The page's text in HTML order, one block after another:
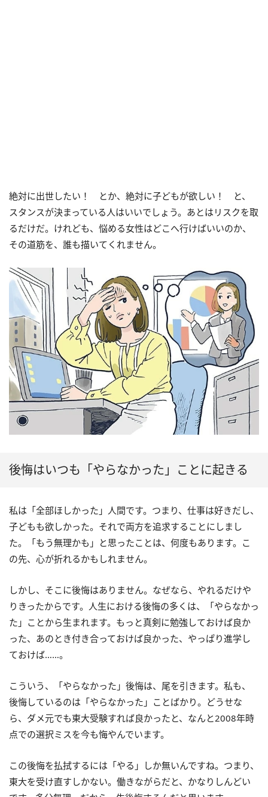
絶対に出世したい！ とか、絶対に子どもが欲しい！ と、
スタンスが決まっている人はいいでしょう。あとはリスクを取
るだけだ。けれども、悩める女性はどこへ行けばいいのか、
その道筋を、誰も描いてくれません。
後悔はいつも「やらなかった」ことに起きる
私は「全部ほしかった」人間です。つまり、仕事は好きだし、
子どもも欲しかった。それで両方を追求することにしまし
た。「もう無理かも」と思ったことは、何度もあります。こ
の先、心が折れるかもしれません。
しかし、そこに後悔はありません。なぜなら、やれるだけや
りきったからです。人生における後悔の多くは、「やらなかっ
た」ことから生まれます。もっと真剣に勉強しておけば良か
った、あのとき付き合っておけば良かった、やっぱり進学し
ておけば……。
こういう、「やらなかった」後悔は、尾を引きます。私も、
後悔しているのは「やらなかった」ことばかり。どうせな
ら、ダメ元でも東大受験すれば良かったと、なんと2008年時
点での選択ミスを今も悔やんでいます。
この後悔を払拭するには「やる」しか無いんですね。つまり、
東大を受け直すしかない。働きながらだと、かなりしんどい